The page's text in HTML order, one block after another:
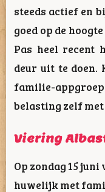
steeds actief en
goed op de
Pas heel recent
deur uit te doen.
familie-appgroep
belasting zelf met
Viering
Op zondag 15
huwelijk met